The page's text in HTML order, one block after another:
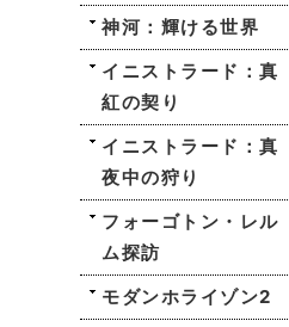
神河：輝ける世界
イニストラード：真
紅の契り
イニストラード：真
夜中の狩り
フォーゴトン・レル
ム探訪
モダンホライゾン2